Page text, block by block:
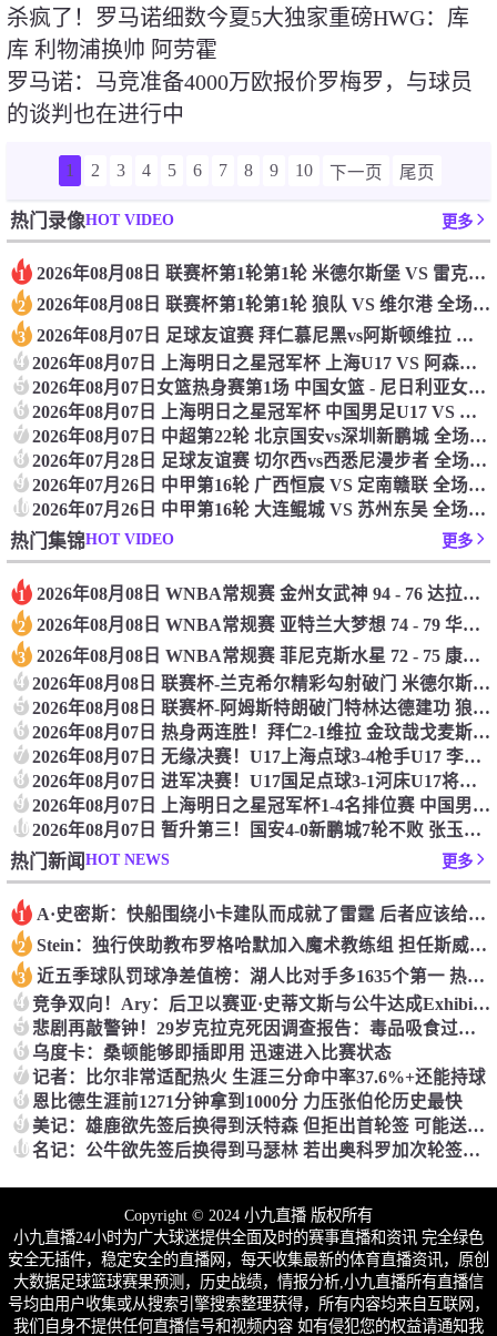
杀疯了！罗马诺细数今夏5大独家重磅HWG：库
库 利物浦换帅 阿劳霍
罗马诺：马竞准备4000万欧报价罗梅罗，与球员
的谈判也在进行中
1 2 3 4 5 6 7 8 9 10 下一页 尾页
热门录像HOT VIDEO 更多
1 2026年08月08日 联赛杯第1轮第1轮 米德尔斯堡 VS 雷克瑟姆 全场录像
2 2026年08月08日 联赛杯第1轮第1轮 狼队 VS 维尔港 全场录像
3 2026年08月07日 足球友谊赛 拜仁慕尼黑vs阿斯顿维拉 全场录像
4 2026年08月07日 上海明日之星冠军杯 上海U17 VS 阿森纳U17 全场录像
5 2026年08月07日女篮热身赛第1场 中国女篮 - 尼日利亚女篮 全场录像
6 2026年08月07日 上海明日之星冠军杯 中国男足U17 VS 河床U17 全场录像
7 2026年08月07日 中超第22轮 北京国安vs深圳新鹏城 全场录像
8 2026年07月28日 足球友谊赛 切尔西vs西悉尼漫步者 全场录像
9 2026年07月26日 中甲第16轮 广西恒宸 VS 定南赣联 全场录像
10 2026年07月26日 中甲第16轮 大连鲲城 VS 苏州东吴 全场录像
热门集锦HOT VIDEO 更多
1 2026年08月08日 WNBA常规赛 金州女武神 94 - 76 达拉斯飞翼 全场集锦
2 2026年08月08日 WNBA常规赛 亚特兰大梦想 74 - 79 华盛顿神秘人 全场集锦
3 2026年08月08日 WNBA常规赛 菲尼克斯水星 72 - 75 康涅狄格太阳 全场集锦
4 2026年08月08日 联赛杯-兰克希尔精彩勾射破门 米德尔斯堡1-0雷克瑟姆
5 2026年08月08日 联赛杯-阿姆斯特朗破门特林达德建功 狼队3-0维尔港
6 2026年08月07日 热身两连胜！拜仁2-1维拉 金玟哉戈麦斯破门迪亚斯替补建功
7 2026年08月07日 无缘决赛！U17上海点球3-4枪手U17 李秋甫、李文博失点王启戎扑点
8 2026年08月07日 进军决赛！U17国足点球3-1河床U17将战阿森纳 江宇涵替补两扑点
9 2026年08月07日 上海明日之星冠军杯1-4名排位赛 中国男足U17vs河床U17 片段
10 2026年08月07日 暂升第三！国安4-0新鹏城7轮不败 张玉宁传射达万双响法比奥破门
热门新闻HOT NEWS 更多
1 A·史密斯：快船围绕小卡建队而成就了雷霆 后者应该给小卡枚戒指
2 Stein：独行侠助教布罗格哈默加入魔术教练组 担任斯威尼助教
3 近五季球队罚球净差值榜：湖人比对手多1635个第一 热火697第二
4 竞争双向！Ary：后卫以赛亚·史蒂文斯与公牛达成Exhibit‑10合同
5 悲剧再敲警钟！29岁克拉克死因调查报告：毒品吸食过量致死
6 乌度卡：桑顿能够即插即用 迅速进入比赛状态
7 记者：比尔非常适配热火 生涯三分命中率37.6%+还能持球
8 恩比德生涯前1271分钟拿到1000分 力压张伯伦历史最快
9 美记：雄鹿欲先签后换得到沃特森 但拒出首轮签 可能送出哈克斯
10 名记：公牛欲先签后换得到马瑟林 若出奥科罗加次轮签或促成交易
Copyright © 2024 小九直播 版权所有
小九直播24小时为广大球迷提供全面及时的赛事直播和资讯 完全绿色
安全无插件，稳定安全的直播网，每天收集最新的体育直播资讯，原创
大数据足球篮球赛果预测，历史战绩，情报分析,小九直播所有直播信
号均由用户收集或从搜索引擎搜索整理获得，所有内容均来自互联网，
我们自身不提供任何直播信号和视频内容 如有侵犯您的权益请通知我